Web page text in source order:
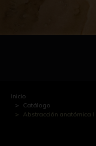
Inicio
Catálogo
Abstracción anatómica I